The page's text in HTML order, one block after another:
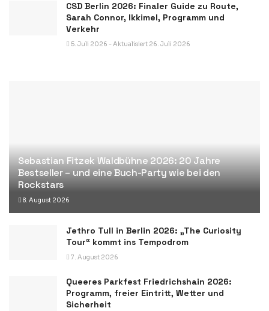
CSD Berlin 2026: Finaler Guide zu Route,
Sarah Connor, Ikkimel, Programm und
Verkehr
5. Juli 2026 - Aktualisiert 26. Juli 2026
Sebastian Fitzek Waldbühne 2026: 20 Jahre
Bestseller – und eine Buch-Party wie bei den
Rockstars
8. August 2026
Jethro Tull in Berlin 2026: „The Curiosity
Tour“ kommt ins Tempodrom
7. August 2026
Queeres Parkfest Friedrichshain 2026:
Programm, freier Eintritt, Wetter und
Sicherheit